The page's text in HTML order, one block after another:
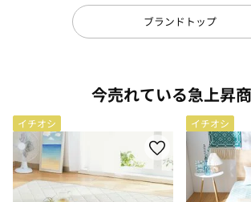
ブランドトップ
今売れている急上昇
イチオシ イチオシ